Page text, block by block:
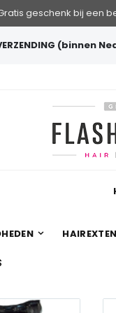
geschenk bij een
(binnen